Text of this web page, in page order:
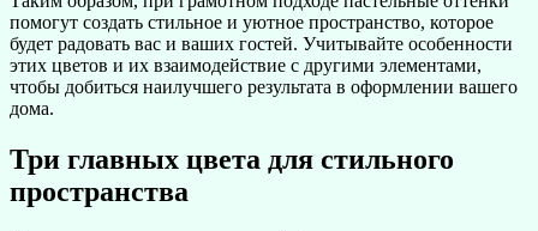
помогут создать стильное и уютное пространство, которое
будет радовать вас и ваших гостей. Учитывайте особенности
этих цветов и их взаимодействие с другими элементами,
чтобы добиться наилучшего результата в оформлении вашего
дома.
Три главных цвета для стильного
пространства